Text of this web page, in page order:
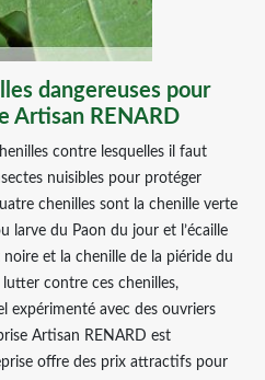
dangereuses pour
Artisan RENARD
contre lesquelles il faut
nuisibles pour protéger
chenilles sont la chenille verte
larve du Paon du jour et l’écaille
et la chenille de la piéride du
contre ces chenilles,
expérimenté avec des ouvriers
Artisan RENARD est
offre des prix attractifs pour